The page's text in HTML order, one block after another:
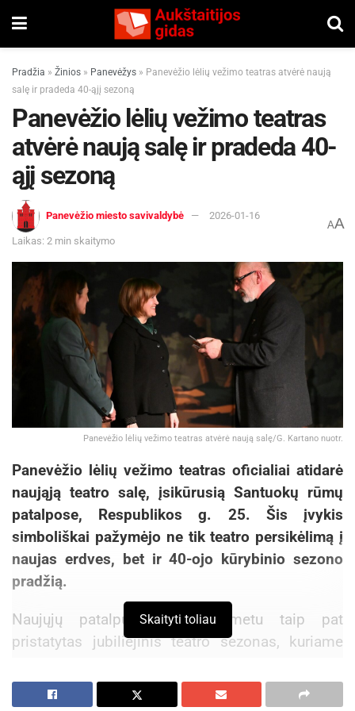
Pradžia » Žinios » Panevėžys » Panevėžio lėlių vežimo teatras atvėrė naują
salę ir pradeda 40-ąjį sezoną
Panevėžio lėlių vežimo teatras
atvėrė naują salę ir pradeda 40-
ąjį sezoną
Panevėžio miesto savivaldybė 2026-01-16
Laikas: 2 min skaitymo
AA
Panevėžio lėlių vežimo teatras atvėrė naują salę/G. Kartano nuotr.
Panevėžio lėlių vežimo teatras oficialiai atidarė
naująją teatro salę, įsikūrusią Santuokų rūmų
patalpose, Respublikos g. 25. Šis įvykis
simboliškai pažymėjo ne tik teatro persikėlimą į
naujas erdves, bet ir 40-ojo kūrybinio sezono
pradžią.
Naujųjų patalpų atidarymo metu taip pat
pristatytas jubiliejinis teatro sezonas, kuriame
Aleknavičienė, Lietuvos Respublikos Prezidento
Skaityti toliau